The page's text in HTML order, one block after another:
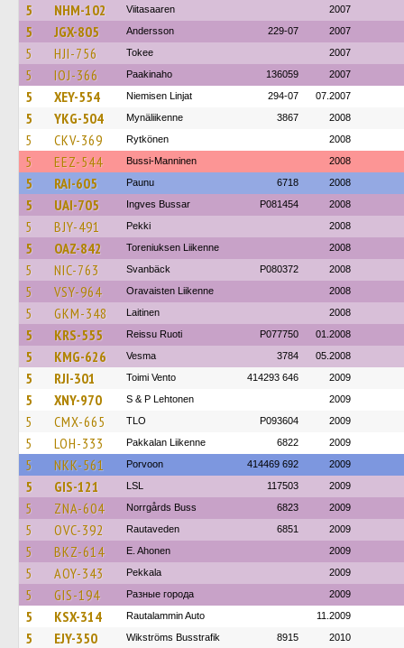
5 NHM-102 Viitasaaren 2007
5 JGX-805 Andersson 229-07 2007
5 HJI-756 Tokee 2007
5 IOJ-366 Paakinaho 136059 2007
5 XEY-554 Niemisen Linjat 294-07 07.2007
5 YKG-504 Mynäliikenne 3867 2008
5 CKV-369 Rytkönen 2008
5 EEZ-544 Bussi-Manninen 2008
5 RAI-605 Paunu 6718 2008
5 UAI-705 Ingves Bussar P081454 2008
5 BJY-491 Pekki 2008
5 OAZ-842 Toreniuksen Liikenne 2008
5 NIC-763 Svanbäck P080372 2008
5 VSY-964 Oravaisten Liikenne 2008
5 GKM-348 Laitinen 2008
5 KRS-555 Reissu Ruoti P077750 01.2008
5 KMG-626 Vesma 3784 05.2008
5 RJI-301 Toimi Vento 414293 646 2009
5 XNY-970 S & P Lehtonen 2009
5 CMX-665 TLO P093604 2009
5 LOH-333 Pakkalan Liikenne 6822 2009
5 NKK-561 Porvoon 414469 692 2009
5 GIS-121 LSL 117503 2009
5 ZNA-604 Norrgårds Buss 6823 2009
5 OVC-392 Rautaveden 6851 2009
5 BKZ-614 E. Ahonen 2009
5 AOY-343 Pekkala 2009
5 GIS-194 Разные города 2009
5 KSX-314 Rautalammin Auto 11.2009
5 EJY-350 Wikströms Busstrafik 8915 2010